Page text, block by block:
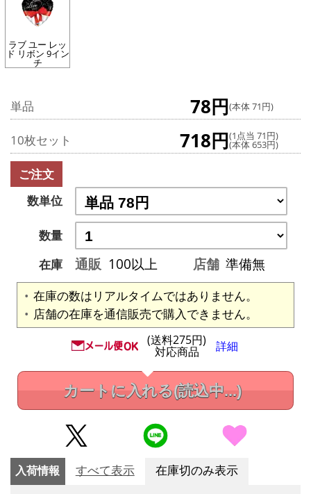
ラブ ユー レッ
ド リボン 9イン
チ
単品 78円(本体 71円)
10枚セット 718円(1点当 71円)
(本体 653円)
ご注文
数単位
数量
在庫
通販 100以上 店舗 準備無
在庫の数はリアルタイムではありません。
店舗の在庫を通信販売で購入できません。
(送料275円)
対応商品 詳細
カートに入れる(読込中...)
入荷情報 すべて表示 在庫切のみ表示